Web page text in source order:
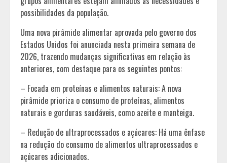
possibilidades da população.
Uma nova pirâmide alimentar aprovada pelo governo dos
Estados Unidos foi anunciada nesta primeira semana de
2026, trazendo mudanças significativas em relação às
anteriores, com destaque para os seguintes pontos:
– Focada em proteínas e alimentos naturais: A nova
pirâmide prioriza o consumo de proteínas, alimentos
naturais e gorduras saudáveis, como azeite e manteiga.
– Redução de ultraprocessados e açúcares: Há uma ênfase
na redução do consumo de alimentos ultraprocessados e
açúcares adicionados.